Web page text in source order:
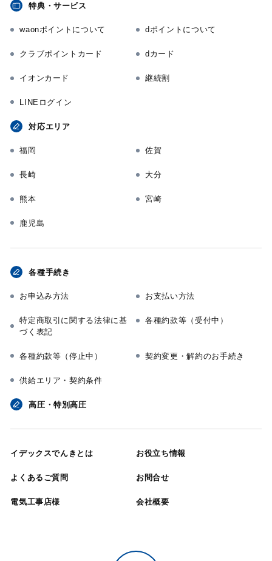
特典・サービス
waonポイントについて dポイントについて
クラブポイントカード dカード
イオンカード 継続割
LINEログイン
対応エリア
福岡 佐賀
長崎 大分
熊本 宮崎
鹿児島
各種手続き
お申込み方法 お支払い方法
特定商取引に関する法律に基
づく表記
各種約款等（受付中）
各種約款等（停止中） 契約変更・解約のお手続き
供給エリア・契約条件
高圧・特別高圧
イデックスでんきとは お役立ち情報
よくあるご質問 お問合せ
電気工事店様 会社概要